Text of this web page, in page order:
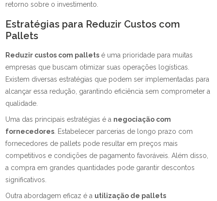
retorno sobre o investimento.
Estratégias para Reduzir Custos com
Pallets
Reduzir custos com pallets é uma prioridade para muitas
empresas que buscam otimizar suas operações logísticas.
Existem diversas estratégias que podem ser implementadas para
alcançar essa redução, garantindo eficiência sem comprometer a
qualidade.
Uma das principais estratégias é a negociação com
fornecedores . Estabelecer parcerias de longo prazo com
fornecedores de pallets pode resultar em preços mais
competitivos e condições de pagamento favoráveis. Além disso,
a compra em grandes quantidades pode garantir descontos
significativos.
Outra abordagem eficaz é a utilização de pallets